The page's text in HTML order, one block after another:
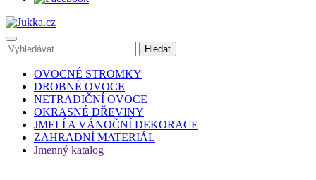
OVOCNÉ STROMKY
DROBNÉ OVOCE
NETRADIČNÍ OVOCE
OKRASNÉ DŘEVINY
JMELÍ A VÁNOČNÍ DEKORACE
ZAHRADNÍ MATERIÁL
Jmenný katalog